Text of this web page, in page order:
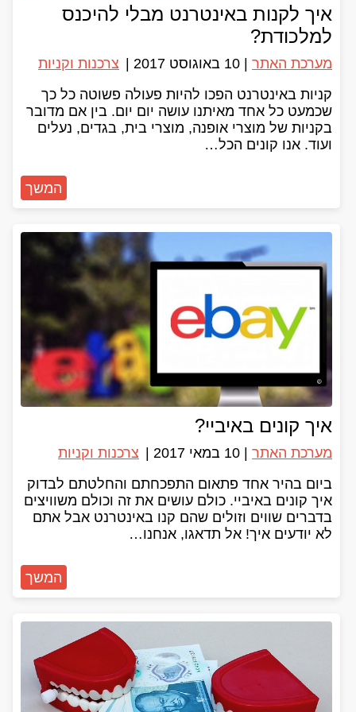
איך לקנות באינטרנט מבלי להיכנס
למלכודת?
מערכת האתר 10 באוגוסט 2017
צרכנות וקניות
קניות באינטרנט הפכו להיות פעולה פשוטה כל כך
שכמעט כל אחד מאיתנו עושה יום יום. בין אם מדובר
בקניות של מוצרי אופנה, מוצרי בית, בגדים, נעלים
ועוד. אנו קונים הכל…
המשך
איך קונים באיביי?
מערכת האתר 10 במאי 2017
צרכנות וקניות
ביום בהיר אחד פתאום התפכחתם והחלטתם לבדוק
איך קונים באיביי. כולם עושים את זה וכולם משוויצים
בדברים שווים וזולים שהם קנו באינטרנט אבל אתם
לא יודעים איך! אל תדאגו, אנחנו…
המשך